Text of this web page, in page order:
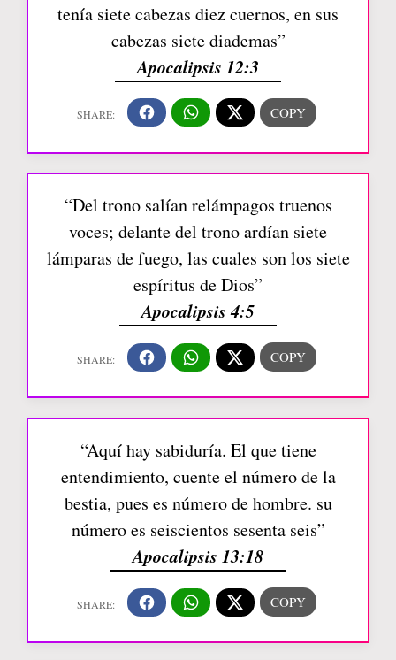
tenía siete cabezas diez cuernos, en sus
cabezas siete diademas”
Apocalipsis 12:3
“Del trono salían relámpagos truenos
voces; delante del trono ardían siete
lámparas de fuego, las cuales son los siete
espíritus de Dios”
Apocalipsis 4:5
“Aquí hay sabiduría. El que tiene
entendimiento, cuente el número de la
bestia, pues es número de hombre. su
número es seiscientos sesenta seis”
Apocalipsis 13:18